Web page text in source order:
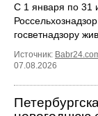
С 1 января по 31
госветнадзору
Источник:
07.08.2026